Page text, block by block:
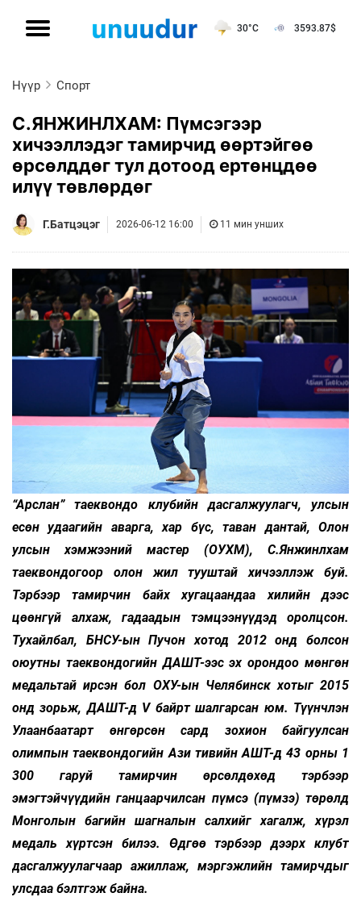
30°C 3593.87$
Нүүр Спорт
С.ЯНЖИНЛХАМ: Пүмсэгээр
хичээллэдэг тамирчид өөртэйгөө
өрсөлддөг тул дотоод ертөнцдөө
илүү төвлөрдөг
Г.Батцэцэг 2026-06-12 16:00 11 мин унших
“Арслан” таеквондо клубийн дасгалжуулагч, улсын
есөн удаагийн аварга, хар бүс, таван дантай, Олон
улсын хэмжээний мастер (ОУХМ), С.Янжинлхам
таеквондогоор олон жил тууштай хичээллэж буй.
Тэрбээр тамирчин байх хугацаандаа хилийн дээс
цөөнгүй алхаж, гадаадын тэмцээнүүдэд оролцсон.
Тухайлбал, БНСУ-ын Пучон хотод 2012 онд болсон
оюутны таеквондогийн ДАШТ-ээс эх орондоо мөнгөн
медальтай ирсэн бол ОХУ-ын Челябинск хотыг 2015
онд зорьж, ДАШТ-д V байрт шалгарсан юм. Түүнчлэн
Улаанбаатарт өнгөрсөн сард зохион байгуулсан
олимпын таеквондогийн Ази тивийн АШТ-д 43 орны 1
300 гаруй тамирчин өрсөлдөхөд тэрбээр
эмэгтэйчүүдийн ганцаарчилсан пүмсэ (пүмзэ) төрөлд
Монголын багийн шагналын салхийг хагалж, хүрэл
медаль хүртсэн билээ. Өдгөө тэрбээр дээрх клубт
дасгалжуулагчаар ажиллаж, мэргэжлийн тамирчдыг
улсдаа бэлтгэж байна.